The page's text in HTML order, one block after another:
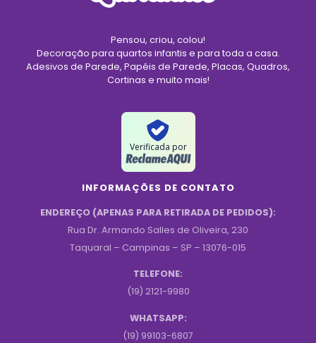
Pensou, criou, colou!
Decoração para quartos infantis e para toda a casa.
Adesivos de Parede, Papéis de Parede, Placas, Quadros,
Cortinas e muito mais!
Verificada por
INFORMAÇÕES DE CONTATO
ENDEREÇO (APENAS PARA RETIRADA DE PEDIDOS):
Rua Dr. Armando Salles de Oliveira, 230
Taquaral – Campinas – SP – 13076-015
TELEFONE:
(19) 2121-9980
WHATSAPP:
(19) 99103-6807